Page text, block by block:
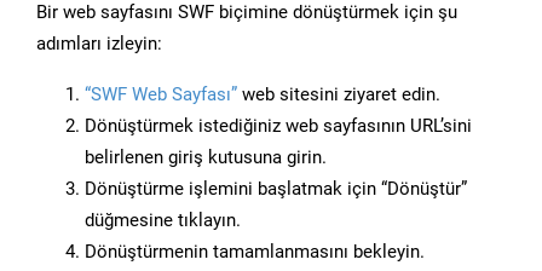
Bir web sayfasını SWF biçimine dönüştürmek için şu
adımları izleyin:
“SWF Web Sayfası” web sitesini ziyaret edin.
Dönüştürmek istediğiniz web sayfasının URL’sini
belirlenen giriş kutusuna girin.
Dönüştürme işlemini başlatmak için “Dönüştür”
düğmesine tıklayın.
Dönüştürmenin tamamlanmasını bekleyin.